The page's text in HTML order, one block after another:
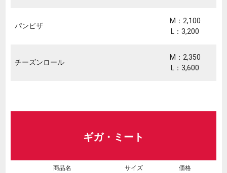
パンピザ
M：2,100
L：3,200
チーズンロール
M：2,350
L：3,600
ギガ・ミート
商品名 サイズ 価格